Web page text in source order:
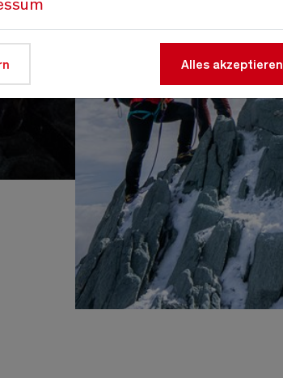
Alles akzeptieren